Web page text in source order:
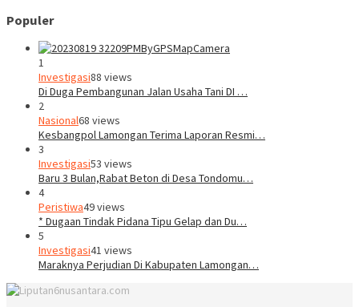
Populer
1
Investigasi88 views
Di Duga Pembangunan Jalan Usaha Tani DI …
2
Nasional68 views
Kesbangpol Lamongan Terima Laporan Resmi…
3
Investigasi53 views
Baru 3 Bulan,Rabat Beton di Desa Tondomu…
4
Peristiwa49 views
* Dugaan Tindak Pidana Tipu Gelap dan Du…
5
Investigasi41 views
Maraknya Perjudian Di Kabupaten Lamongan…